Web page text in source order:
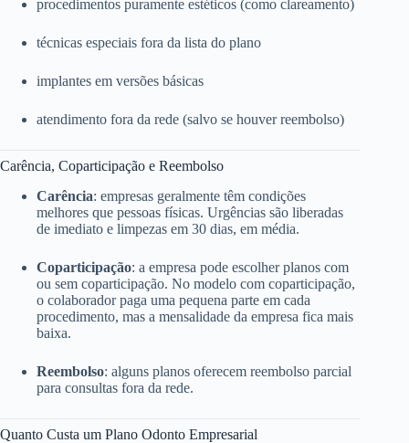
procedimentos puramente estéticos (como clareamento)
técnicas especiais fora da lista do plano
implantes em versões básicas
atendimento fora da rede (salvo se houver reembolso)
Carência, Coparticipação e Reembolso
Carência: empresas geralmente têm condições
melhores que pessoas físicas. Urgências são liberadas
de imediato e limpezas em 30 dias, em média.
Coparticipação: a empresa pode escolher planos com
ou sem coparticipação. No modelo com coparticipação,
o colaborador paga uma pequena parte em cada
procedimento, mas a mensalidade da empresa fica mais
baixa.
Reembolso: alguns planos oferecem reembolso parcial
para consultas fora da rede.
Quanto Custa um Plano Odonto Empresarial